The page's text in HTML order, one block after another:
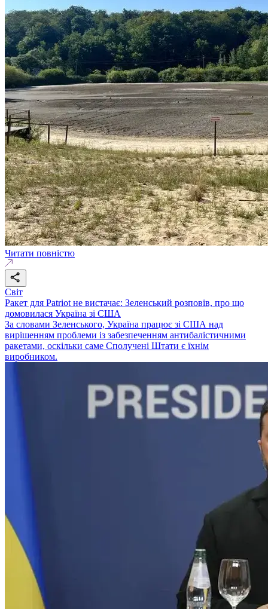
Читати повністю
Світ
Ракет для Patriot не вистачає: Зеленський розповів, про що
домовилася Україна зі США
За словами Зеленського, Україна працює зі США над
вирішенням проблеми із забезпеченням антибалістичними
ракетами, оскільки саме Сполучені Штати є їхнім
виробником.